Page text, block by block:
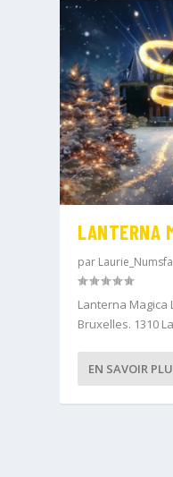
LANTERNA
par
Lanterna Magica
Bruxelles. 1310
EN SAVOIR